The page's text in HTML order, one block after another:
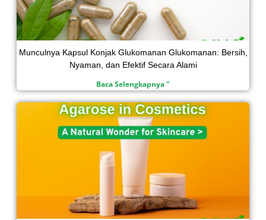
Munculnya Kapsul Konjak Glukomanan Glukomanan: Bersih,
Nyaman, dan Efektif Secara Alami
Baca Selengkapnya "